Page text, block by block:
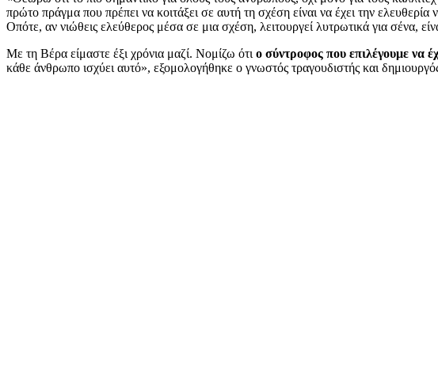
πρώτο πράγμα που πρέπει να κοιτάξει σε αυτή τη σχέση είναι να έχει την ελευθερία
Οπότε, αν νιώθεις ελεύθερος μέσα σε μια σχέση, λειτουργεί λυτρωτικά για σένα,
Με τη Βέρα είμαστε έξι χρόνια μαζί. Νομίζω ότι ο σύντροφος που επιλέγουμε να
κάθε άνθρωπο ισχύει αυτό», εξομολογήθηκε ο γνωστός τραγουδιστής και